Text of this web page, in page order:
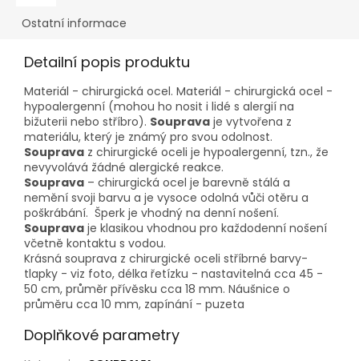
Ostatní informace
Detailní popis produktu
Materiál - chirurgická ocel. Materiál - chirurgická ocel -
hypoalergenní (mohou ho nosit i lidé s alergií na
bižuterii nebo stříbro). Souprava je vytvořena z
materiálu, který je známý pro svou odolnost.
Souprava z chirurgické oceli je hypoalergenní, tzn., že
nevyvolává žádné alergické reakce.
Souprava – chirurgická ocel je barevně stálá a
nemění svoji barvu a je vysoce odolná vůči otěru a
poškrábání. Šperk je vhodný na denní nošení.
Souprava je klasikou vhodnou pro každodenní nošení
včetně kontaktu s vodou.
Krásná souprava z chirurgické oceli stříbrné barvy-
tlapky - viz foto, délka řetízku - nastavitelná cca 45 -
50 cm, průměr přívěsku cca 18 mm. Náušnice o
průměru cca 10 mm, zapínání - puzeta
Doplňkové parametry